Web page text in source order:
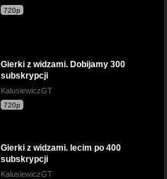
720p
Gierki z widzami. Dobijamy 300
subskrypcji
KalusiewiczGT
720p
Gierki z widzami. lecim po 400
subskrypcji
KalusiewiczGT